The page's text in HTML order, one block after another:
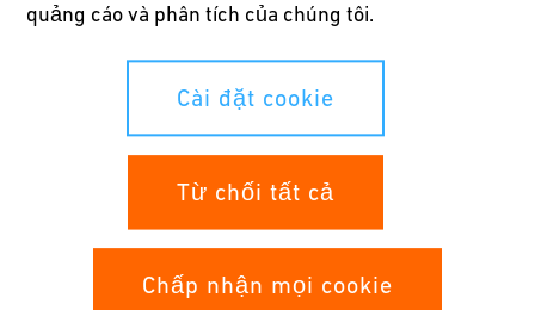
Whistleblowing
Điều kiện mua chung
quảng cáo và phân tích của chúng tôi.
Cài đặt cookie
Từ chối tất cả
Chấp nhận mọi cookie